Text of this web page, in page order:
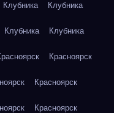
Клубника Клубника
Клубника Клубника
Красноярск
Красноярск
Красноярск